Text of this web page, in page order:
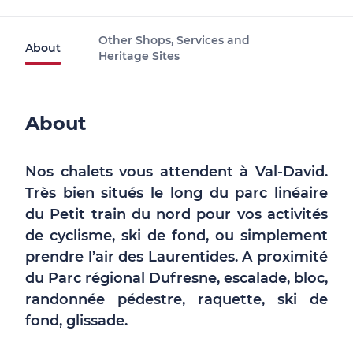
About
Other Shops, Services and
Heritage Sites
About
Nos chalets vous attendent à Val-David.
Très bien situés le long du parc linéaire
du Petit train du nord pour vos activités
de cyclisme, ski de fond, ou simplement
prendre l’air des Laurentides. A proximité
du Parc régional Dufresne, escalade, bloc,
randonnée pédestre, raquette, ski de
fond, glissade.